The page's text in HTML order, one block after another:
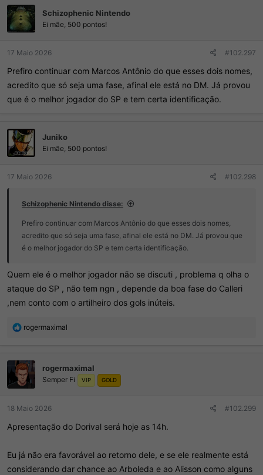
Schizophenic Nintendo
Ei mãe, 500 pontos!
17 Maio 2026 #102.297
Prefiro continuar com Marcos Antônio do que esses dois nomes,
acredito que só seja uma fase, afinal ele está no DM. Já provou
que é o melhor jogador do SP e tem certa identificação.
Juniko
Ei mãe, 500 pontos!
17 Maio 2026 #102.298
Schizophenic Nintendo disse:
Prefiro continuar com Marcos Antônio do que esses dois nomes,
acredito que só seja uma fase, afinal ele está no DM. Já provou que
é o melhor jogador do SP e tem certa identificação.
Quem ele é o melhor jogador não se discuti , problema q olha o
ataque do SP , não tem ngn , depende da boa fase do Calleri
,nem conto com o artilheiro dos gols inúteis.
R
ç
õ
e
s
rogermaximal
rogermaximal
Semper Fi VIP GOLD
18 Maio 2026 #102.299
Apresentação do Dorival será hoje as 14h.
Eu já não era favorável ao retorno dele, e se ele realmente está
considerando dar chance ao Arboleda e ao Alisson como alguns